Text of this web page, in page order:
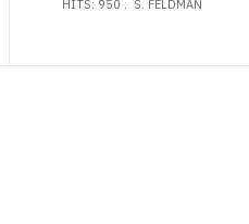
HITS: 950 S. FELDMAN